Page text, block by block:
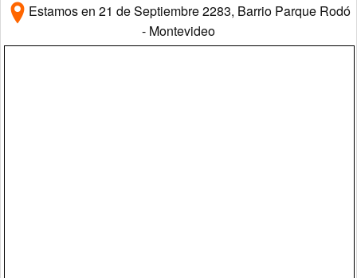
Estamos en 21 de Septiembre 2283, Barrio Parque Rodó
- Montevideo